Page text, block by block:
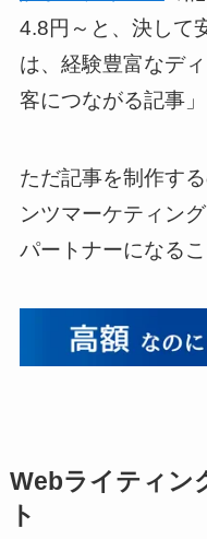
4.8円～と、決して
は、経験豊富なデ
客につながる記事
ただ記事を制作す
ンツマーケティン
パートナーになる
Webライティン
ト